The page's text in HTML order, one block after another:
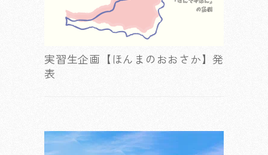
実習生企画【ほんまのおおさか】発
表